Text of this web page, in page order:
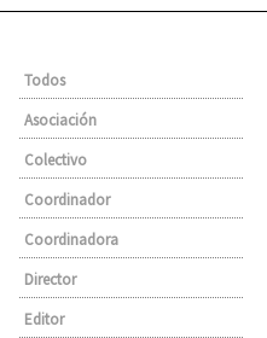
Todos
Asociación
Colectivo
Coordinador
Coordinadora
Director
Editor